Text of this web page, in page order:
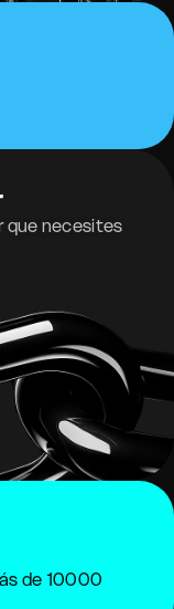
que necesites
de 10000